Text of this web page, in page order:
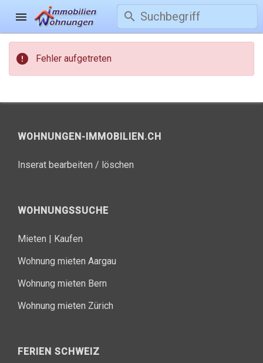
menu search
error Fehler aufgetreten
WOHNUNGEN-IMMOBILIEN.CH
Inserat bearbeiten / löschen
WOHNUNGSSUCHE
Mieten | Kaufen
Wohnung mieten Aargau
Wohnung mieten Bern
Wohnung mieten Zürich
FERIEN SCHWEIZ